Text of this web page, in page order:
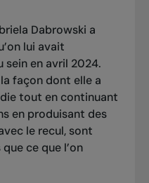
Dabrowski a
lui avait
sein en avril 2024.
façon dont elle a
tout en continuant
en produisant des
le recul, sont
ce que l’on